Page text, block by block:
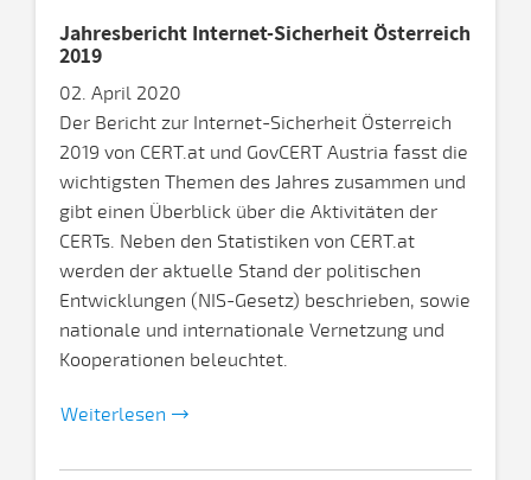
Jahresbericht Internet-Sicherheit Österreich
2019
02. April 2020
Der Bericht zur Internet-Sicherheit Österreich
2019 von CERT.at und GovCERT Austria fasst die
wichtigsten Themen des Jahres zusammen und
gibt einen Überblick über die Aktivitäten der
CERTs. Neben den Statistiken von CERT.at
werden der aktuelle Stand der politischen
Entwicklungen (NIS-Gesetz) beschrieben, sowie
nationale und internationale Vernetzung und
Kooperationen beleuchtet.
Weiterlesen